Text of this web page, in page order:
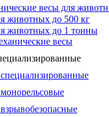
весы для
животных до 500 кг
животных до 1 тонны
весы